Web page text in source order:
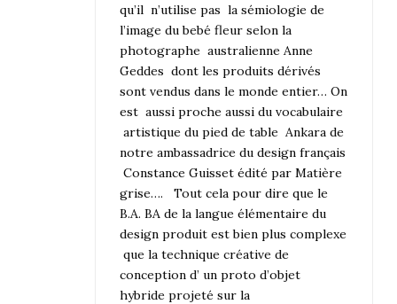
qu’il n’utilise pas la sémiologie de
l’image du bebé fleur selon la
photographe australienne Anne
Geddes dont les produits dérivés
sont vendus dans le monde entier… On
est aussi proche aussi du vocabulaire
artistique du pied de table Ankara de
notre ambassadrice du design français
Constance Guisset édité par Matière
grise…. Tout cela pour dire que le
B.A. BA de la langue élémentaire du
design produit est bien plus complexe
que la technique créative de
conception d’ un proto d’objet
hybride projeté sur la